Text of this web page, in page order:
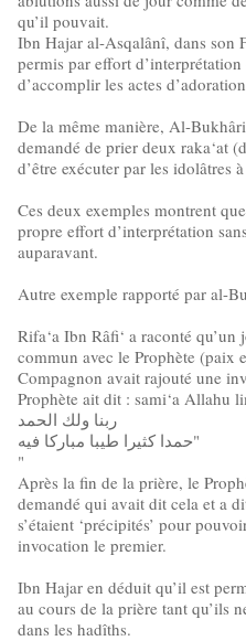
qu’il pouvait.
Ibn Hajar al-Asqalânî, dans son
permis par effort
d’accomplir les actes
De la même manière, Al-
demandé de prier deux raka‘at
d’être exécuter par les idolâtres
Ces deux exemples montrent
propre effort d’interprétation
auparavant.
Autre exemple rapporté par al-
Rifa‘a Ibn Râfi‘ a raconté
commun avec le Prophète (paix
Compagnon avait rajouté une
Prophète ait dit : sami‘a Allahu
ربنا ولك الحمد
حمدا كثيرا طيبا مباركا فيه"
"
Après la fin de la prière, le
demandé qui avait dit cela et a
s’étaient ‘précipités’ pour
invocation le premier.
Ibn Hajar en déduit qu’il est
au cours de la prière tant qu’ils
dans les hadîths.